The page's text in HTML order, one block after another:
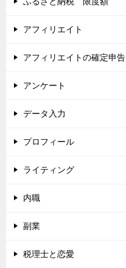
アフィリエイト
アフィリエイトの確定申告
アンケート
データ入力
プロフィール
ライティング
内職
副業
税理士と恋愛